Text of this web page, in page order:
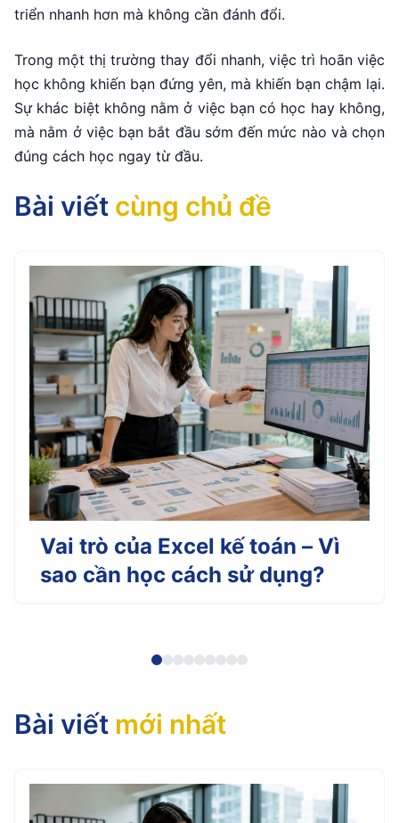
triển nhanh hơn mà không cần đánh đổi.
Trong một thị trường thay đổi nhanh, việc trì hoãn việc
học không khiến bạn đứng yên, mà khiến bạn chậm lại.
Sự khác biệt không nằm ở việc bạn có học hay không,
mà nằm ở việc bạn bắt đầu sớm đến mức nào và chọn
đúng cách học ngay từ đầu.
Bài viết cùng chủ đề
Vai trò của Excel kế toán – Vì
sao cần học cách sử dụng?
Bài viết mới nhất